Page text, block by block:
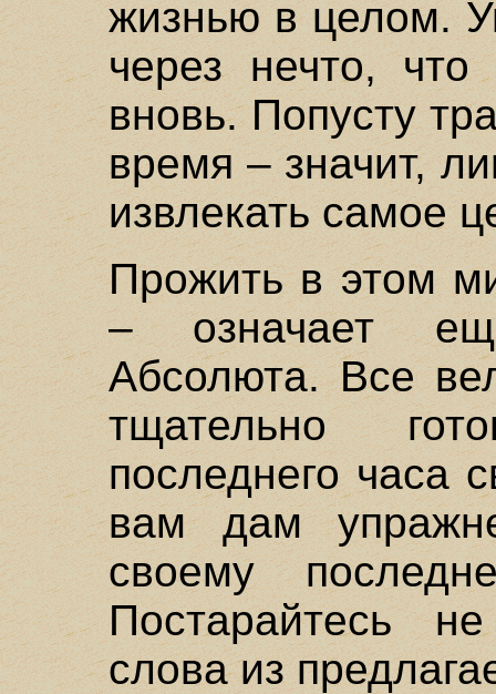
жизнью в целом.
через нечто, что
вновь. Попусту
время – значит,
извлекать самое
Прожить в этом
– означает
Абсолюта. Все
тщательно
последнего часа
вам дам
своему
Постарайтесь
слова из